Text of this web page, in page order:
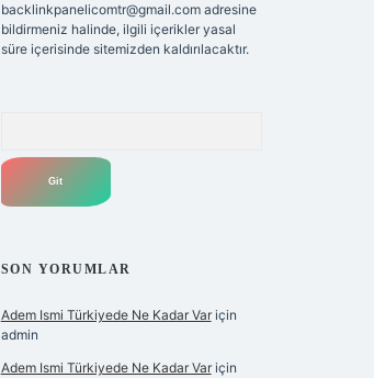
backlinkpanelicomtr@gmail.comadresine
bildirmeniz halinde, ilgili içerikler yasal
süre içerisinde sitemizden kaldırılacaktır.
SON YORUMLAR
Adem Ismi Türkiyede Ne Kadar Variçin
admin
Adem Ismi Türkiyede Ne Kadar Variçin